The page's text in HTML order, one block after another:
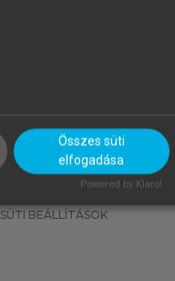
MI – ÁLTALÁNOS IRÁNYELVEK
SÜTI BEÁLLÍTÁSOK
Összes süti
elfogadása
Powered by Klaro!